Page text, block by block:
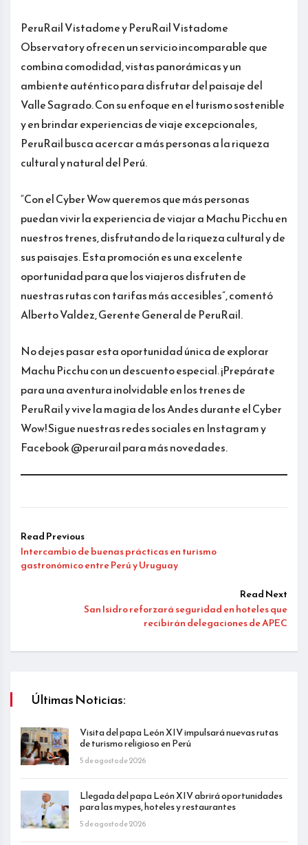
PeruRail Vistadome y PeruRail Vistadome
Observatory ofrecen un servicio incomparable que
combina comodidad, vistas panorámicas y un
ambiente auténtico para disfrutar del paisaje del
Valle Sagrado. Con su enfoque en el turismo sostenible
y en brindar experiencias de viaje excepcionales,
PeruRail busca acercar a más personas a la riqueza
cultural y natural del Perú.
“Con el Cyber Wow queremos que más personas
puedan vivir la experiencia de viajar a Machu Picchu en
nuestros trenes, disfrutando de la riqueza cultural y de
sus paisajes. Esta promoción es una excelente
oportunidad para que los viajeros disfruten de
nuestras rutas con tarifas más accesibles”, comentó
Alberto Valdez, Gerente General de PeruRail.
No dejes pasar esta oportunidad única de explorar
Machu Picchu con un descuento especial. ¡Prepárate
para una aventura inolvidable en los trenes de
PeruRail y vive la magia de los Andes durante el Cyber
Wow! Sigue nuestras redes sociales en Instagram y
Facebook @perurail para más novedades.
Read Previous
Intercambio de buenas prácticas en turismo
gastronómico entre Perú y Uruguay
Read Next
San Isidro reforzará seguridad en hoteles que
recibirán delegaciones de APEC
Últimas Noticias:
Visita del papa León XIV impulsará nuevas rutas
de turismo religioso en Perú
5 de agosto de 2026
Llegada del papa León XIV abrirá oportunidades
para las mypes, hoteles y restaurantes
5 de agosto de 2026